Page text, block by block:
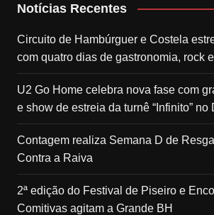
Notícias Recentes
Circuito de Hambúrguer e Costela
com quatro dias de gastronomia, rock
U2 Go Home celebra nova fase com
e show de estreia da turnê “Infinito” no
Contagem realiza Semana D de
Contra a Raiva
2ª edição do Festival de Piseiro e
Comitivas agitam a Grande BH